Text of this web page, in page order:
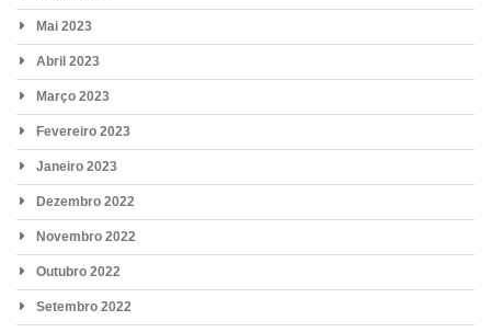
Mai 2023
Abril 2023
Março 2023
Fevereiro 2023
Janeiro 2023
Dezembro 2022
Novembro 2022
Outubro 2022
Setembro 2022